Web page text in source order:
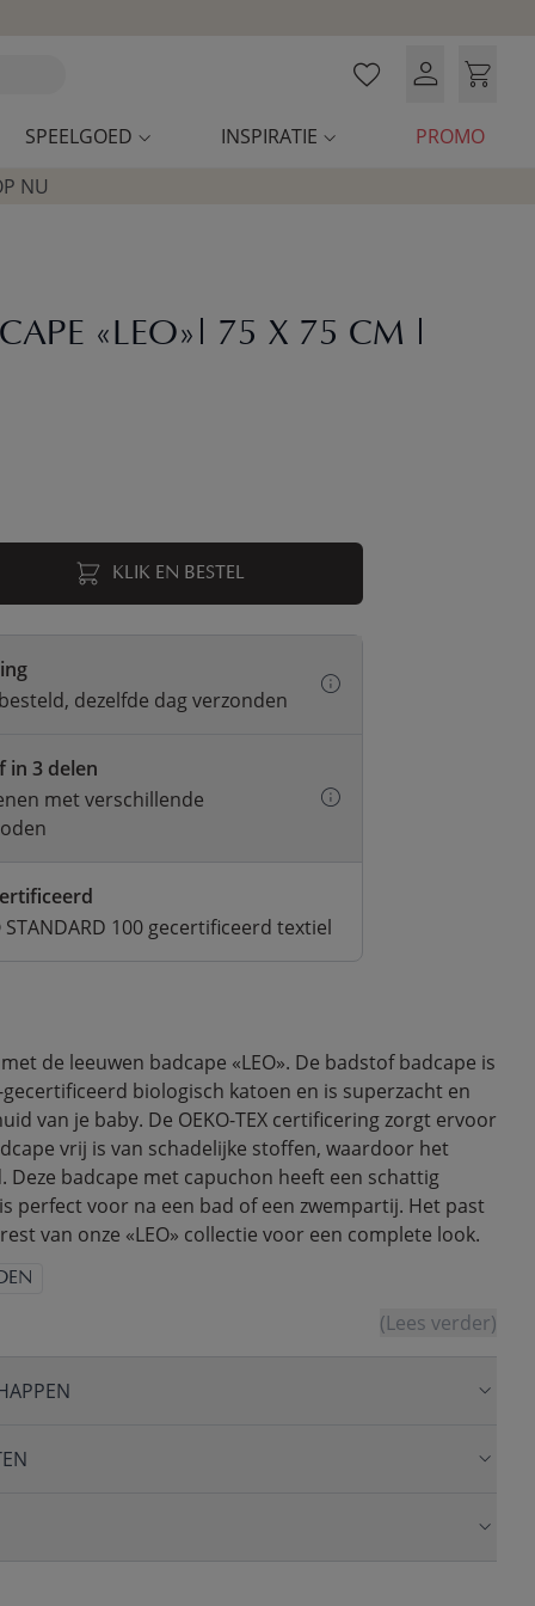
SPEELGOED INSPIRATIE
PROMO
NU
«LEO»| 75 X 75 CM |
KLIK EN BESTEL
dezelfde dag verzonden
in 3 delen
met verschillende
STANDARD 100 gecertificeerd textiel
de leeuwen badcape «LEO». De badstof badcape is
gecertificeerd biologisch katoen en is superzacht en
van je baby. De OEKO-TEX certificering zorgt ervoor
vrij is van schadelijke stoffen, waardoor het
Deze badcape met capuchon heeft een schattig
perfect voor na een bad of een zwempartij. Het past
van onze «LEO» collectie voor een complete look.
(Lees verder)